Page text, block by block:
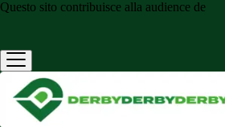
Questo sito contribuisce alla audience de